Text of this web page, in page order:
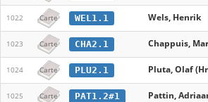
1022 Carte WEL1.1 Wels, Henrik
1023 Carte CHA2.1 Chappuis,
1024 Carte PLU2.1 Pluta, Olaf
1025 Carte PAT1.2#1 Pattin,